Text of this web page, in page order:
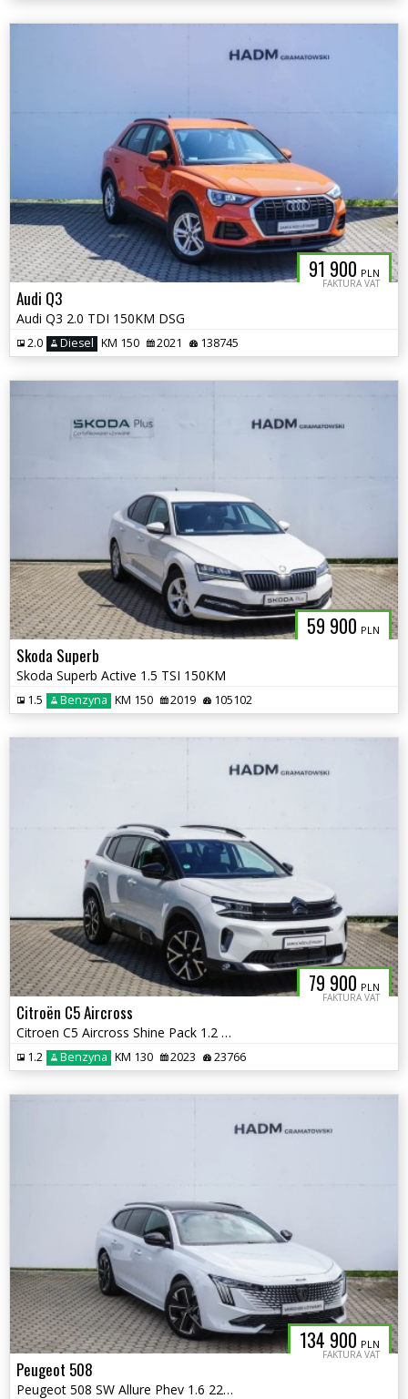
91 900 PLN
FAKTURA VAT
Audi Q3
Audi Q3 2.0 TDI 150KM DSG
2.0 Diesel KM 150 2021 138745
59 900 PLN
Skoda Superb
Skoda Superb Active 1.5 TSI 150KM
1.5 Benzyna KM 150 2019 105102
79 900 PLN
FAKTURA VAT
Citroën C5 Aircross
Citroen C5 Aircross Shine Pack 1.2 130KM
1.2 Benzyna KM 130 2023 23766
134 900 PLN
FAKTURA VAT
Peugeot 508
Peugeot 508 SW Allure Phev 1.6 225KM